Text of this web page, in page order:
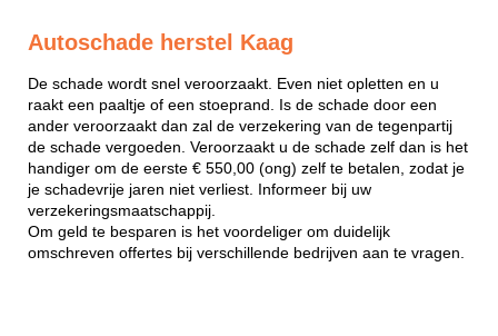
Autoschade herstel Kaag
De schade wordt snel veroorzaakt. Even niet opletten en u
raakt een paaltje of een stoeprand. Is de schade door een
ander veroorzaakt dan zal de verzekering van de tegenpartij
de schade vergoeden. Veroorzaakt u de schade zelf dan is het
handiger om de eerste € 550,00 (ong) zelf te betalen, zodat je
je schadevrije jaren niet verliest. Informeer bij uw
verzekeringsmaatschappij.
Om geld te besparen is het voordeliger om duidelijk
omschreven offertes bij verschillende bedrijven aan te vragen.